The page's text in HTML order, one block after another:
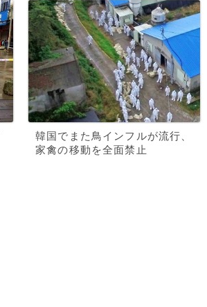
韓国でまた鳥インフルが流行、
家禽の移動を全面禁止